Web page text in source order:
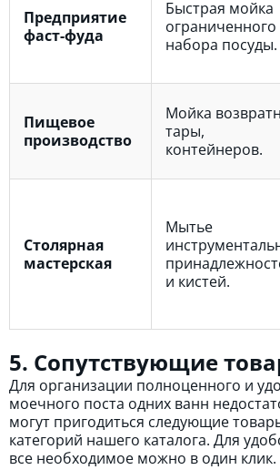
Предприятие
фаст-фуда
Быстрая мойка
ограниченного
набора посуды.
Пищевое
производство
Мойка
тары,
контейнеров.
Столярная
мастерская
Мытье
и кистей.
5. Сопутствующие
Для организации полноценного и
моечного поста одних ванн
могут пригодиться следующие
категорий нашего каталога. Для
все необходимое можно в один клик.